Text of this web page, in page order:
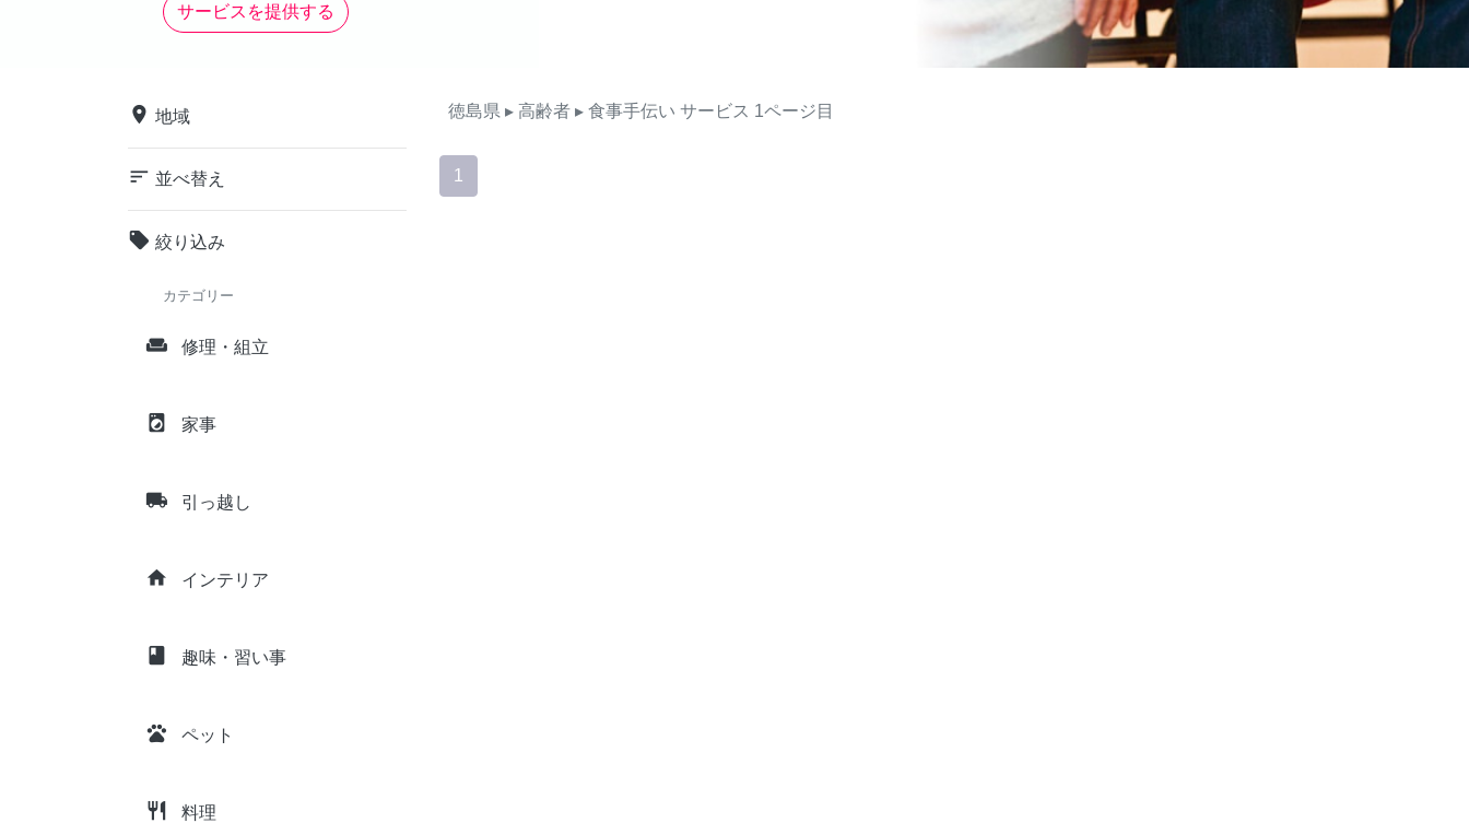
サービスを提供する
place 地域
sort 並べ替え
local_offer 絞り込み
カテゴリー
weekend 修理・組立
local_laundry_service 家事
local_shipping 引っ越し
home インテリア
class 趣味・習い事
pets ペット
restaurant 料理
徳島県 ▸ 高齢者 ▸ 食事手伝い サービス 1ページ目
1